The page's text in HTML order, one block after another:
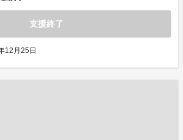
支援終了
12月25日